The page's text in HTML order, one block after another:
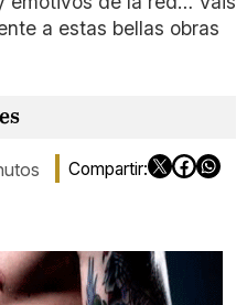
a estas bellas obras